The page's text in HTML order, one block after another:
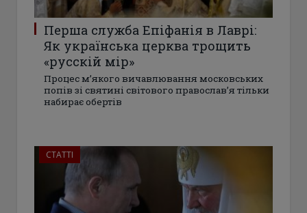
Перша служба Епіфанія в Лаврі:
Як українська церква трощить
«русскій мір»
Процес м’якого вичавлювання московських
попів зі святині світового православ’я тільки
набирає обертів
СТАТТІ